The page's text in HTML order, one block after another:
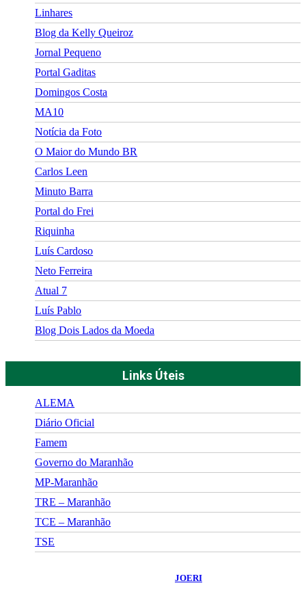
Linhares
Blog da Kelly Queiroz
Jornal Pequeno
Portal Gaditas
Domingos Costa
MA10
Notícia da Foto
O Maior do Mundo BR
Carlos Leen
Minuto Barra
Portal do Frei
Riquinha
Luís Cardoso
Neto Ferreira
Atual 7
Luís Pablo
Blog Dois Lados da Moeda
Links Úteis
ALEMA
Diário Oficial
Famem
Governo do Maranhão
MP-Maranhão
TRE – Maranhão
TCE – Maranhão
TSE
JOERI